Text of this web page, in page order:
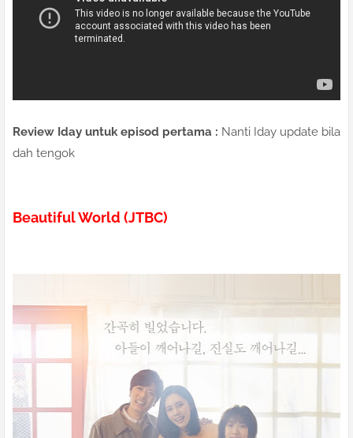
Review Iday untuk episod pertama : Nanti Iday update bila
dah tengok
Beautiful World (JTBC)